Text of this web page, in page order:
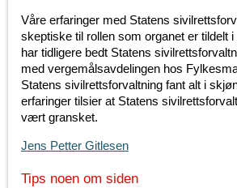
Våre erfaringer med Statens
skeptiske til rollen som organet er tildelt
har tidligere bedt Statens
med vergemålsavdelingen hos
Statens sivilrettsforvaltning fant alt i
erfaringer tilsier at Statens
vært gransket.
Jens Petter Gitlesen
Tips noen om siden